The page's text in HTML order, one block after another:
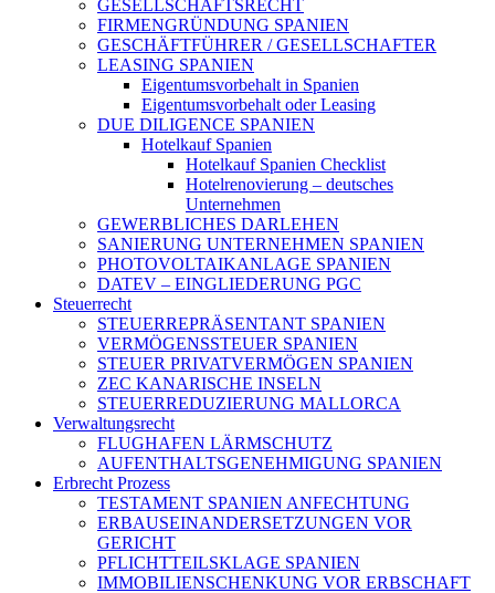
GESELLSCHAFTSRECHT
FIRMENGRÜNDUNG SPANIEN
GESCHÄFTFÜHRER / GESELLSCHAFTER
LEASING SPANIEN
Eigentumsvorbehalt in Spanien
Eigentumsvorbehalt oder Leasing
DUE DILIGENCE SPANIEN
Hotelkauf Spanien
Hotelkauf Spanien Checklist
Hotelrenovierung – deutsches
Unternehmen
GEWERBLICHES DARLEHEN
SANIERUNG UNTERNEHMEN SPANIEN
PHOTOVOLTAIKANLAGE SPANIEN
DATEV – EINGLIEDERUNG PGC
Steuerrecht
STEUERREPRÄSENTANT SPANIEN
VERMÖGENSSTEUER SPANIEN
STEUER PRIVATVERMÖGEN SPANIEN
ZEC KANARISCHE INSELN
STEUERREDUZIERUNG MALLORCA
Verwaltungsrecht
FLUGHAFEN LÄRMSCHUTZ
AUFENTHALTSGENEHMIGUNG SPANIEN
Erbrecht Prozess
TESTAMENT SPANIEN ANFECHTUNG
ERBAUSEINANDERSETZUNGEN VOR
GERICHT
PFLICHTTEILSKLAGE SPANIEN
IMMOBILIENSCHENKUNG VOR ERBSCHAFT